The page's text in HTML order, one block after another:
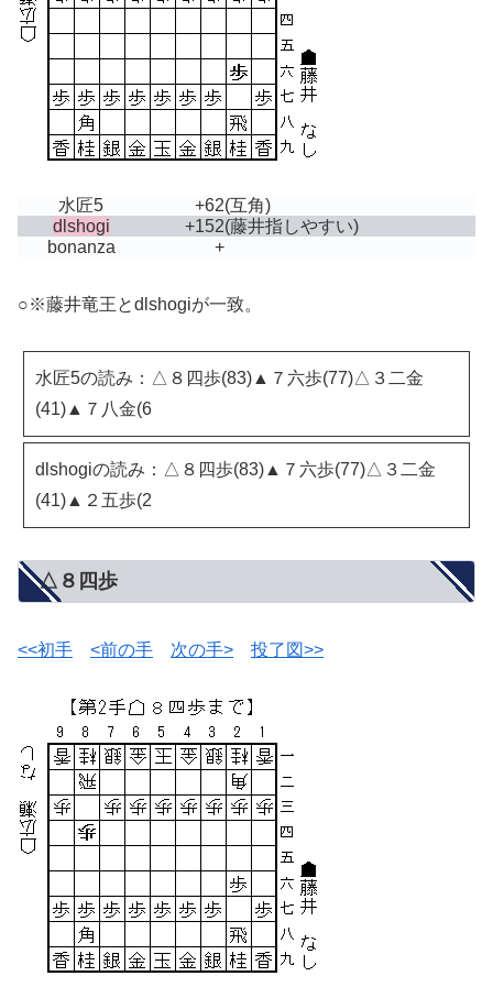
水匠5 +62(互角)
dlshogi
+152(藤井指しやすい)
bonanza
+
○※藤井竜王とdlshogiが一致。
水匠5の読み：△８四歩(83)▲７六歩(77)△３二金
(41)▲７八金(6
dlshogiの読み：△８四歩(83)▲７六歩(77)△３二金
(41)▲２五歩(2
△８四歩
<<初手 <前の手 次の手> 投了図>>